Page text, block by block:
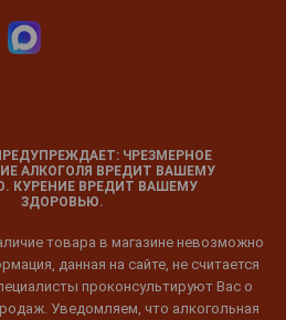
ЧРЕЗМЕРНОЕ
АЛКОГОЛЯ ВРЕДИТ ВАШЕМУ
КУРЕНИЕ ВРЕДИТ ВАШЕМУ
ЗДОРОВЬЮ.
товара в магазине невозможно
данная на сайте, не считается
проконсультируют Вас о
Уведомляем, что алкогольная